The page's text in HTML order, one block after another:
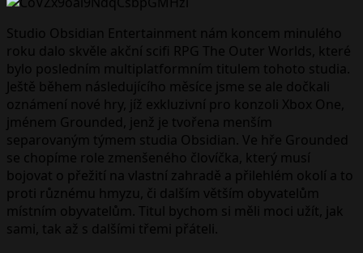
Studio Obsidian Entertainment nám koncem minulého
roku dalo skvěle akční scifi RPG The Outer Worlds, které
bylo posledním multiplatformním titulem tohoto studia.
Ještě během následujícího měsíce jsme se ale dočkali
oznámení nové hry, jíž exkluzivní pro konzoli Xbox One,
jménem Grounded, jenž je tvořena menším
separovaným týmem studia Obsidian. Ve hře Grounded
se chopíme role zmenšeného človíčka, který musí
bojovat o přežití na vlastní zahradě a přilehlém okolí a to
proti různému hmyzu, či dalším větším obyvatelům
místním obyvatelům. Titul bychom si měli moci užít, jak
sami, tak až s dalšími třemi přáteli.